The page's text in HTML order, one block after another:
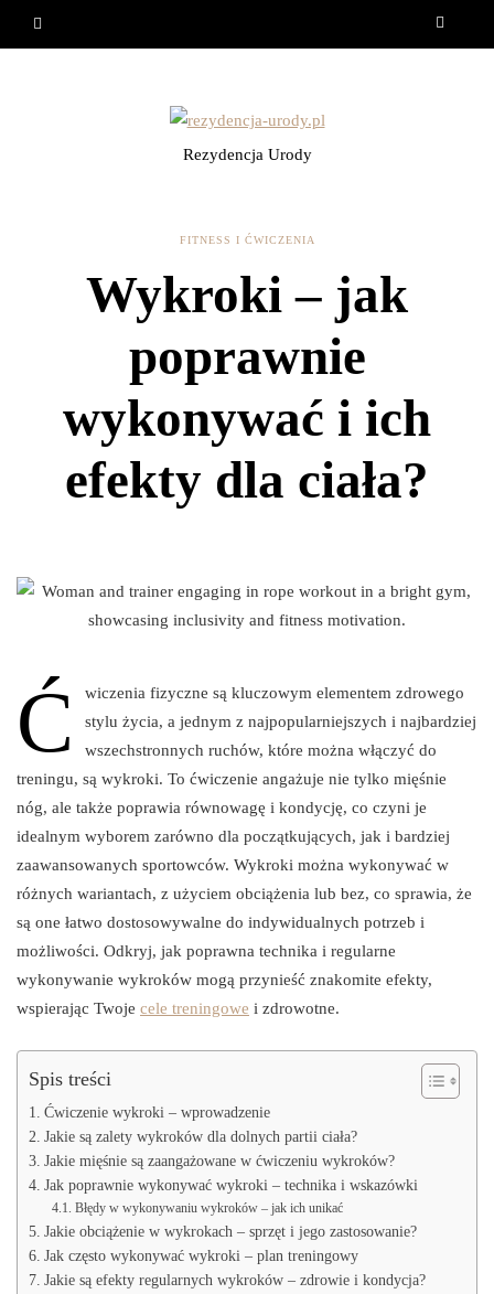
Rezydencja Urody
FITNESS I ĆWICZENIA
Wykroki – jak
poprawnie
wykonywać i ich
efekty dla ciała?
Ć
wiczenia fizyczne są kluczowym elementem zdrowego
stylu życia, a jednym z najpopularniejszych i najbardziej
wszechstronnych ruchów, które można włączyć do
treningu, są wykroki. To ćwiczenie angażuje nie tylko mięśnie
nóg, ale także poprawia równowagę i kondycję, co czyni je
idealnym wyborem zarówno dla początkujących, jak i bardziej
zaawansowanych sportowców. Wykroki można wykonywać w
różnych wariantach, z użyciem obciążenia lub bez, co sprawia, że
są one łatwo dostosowywalne do indywidualnych potrzeb i
możliwości. Odkryj, jak poprawna technika i regularne
wykonywanie wykroków mogą przynieść znakomite efekty,
wspierając Twoje cele treningowe i zdrowotne.
Spis treści
Ćwiczenie wykroki – wprowadzenie
Jakie są zalety wykroków dla dolnych partii ciała?
Jakie mięśnie są zaangażowane w ćwiczeniu wykroków?
Jak poprawnie wykonywać wykroki – technika i wskazówki
Błędy w wykonywaniu wykroków – jak ich unikać
Jakie obciążenie w wykrokach – sprzęt i jego zastosowanie?
Jak często wykonywać wykroki – plan treningowy
Jakie są efekty regularnych wykroków – zdrowie i kondycja?